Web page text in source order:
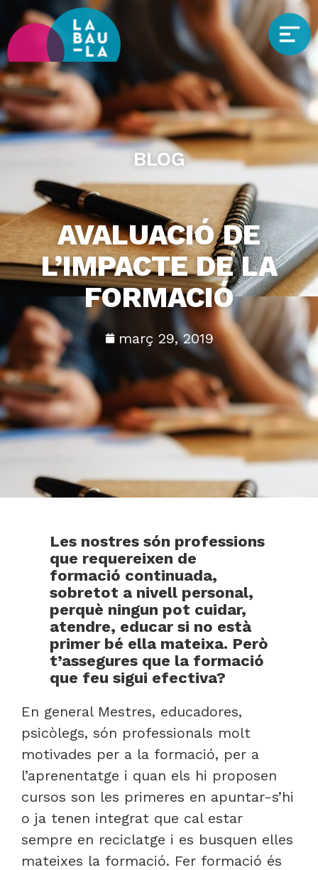
BLOG
AVALUACIÓ DE
L’IMPACTE DE LA
FORMACIÓ
març 29, 2019
Les nostres són professions
que requereixen de
formació continuada,
sobretot a nivell personal,
perquè ningun pot cuidar,
atendre, educar si no està
primer bé ella mateixa. Però
t’assegures que la formació
que feu sigui efectiva?
En general Mestres, educadores,
psicòlegs, són professionals molt
motivades per a la formació, per a
l’aprenentatge i quan els hi proposen
cursos son les primeres en apuntar-s’hi
o ja tenen integrat que cal estar
sempre en reciclatge i es busquen elles
mateixes la formació. Fer formació és